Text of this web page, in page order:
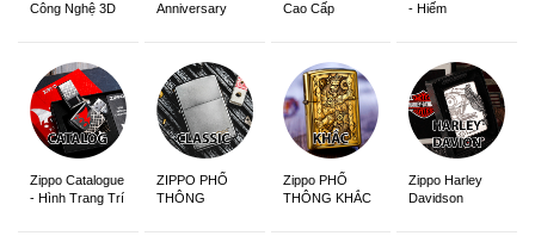
Công Nghệ 3D
Anniversary
Cao Cấp
- Hiếm
Zippo Catalogue
- Hình Trang Trí
ZIPPO PHỔ
THÔNG
Zippo PHỔ
THÔNG KHẮC
Zippo Harley
Davidson